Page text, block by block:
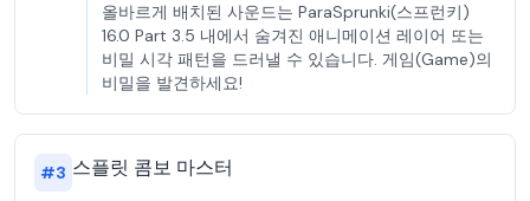
올바르게 배치된 사운드는 ParaSprunki(스프런키)
16.0 Part 3.5 내에서 숨겨진 애니메이션 레이어 또는
비밀 시각 패턴을 드러낼 수 있습니다. 게임(Game)의
비밀을 발견하세요!
#3 스플릿 콤보 마스터